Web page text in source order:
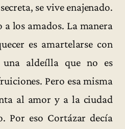
se vive enajenado.
a los amados. La manera
es amartelarse con
una aldeílla que no es
Pero esa misma
al amor y a la ciudad
Por eso Cortázar decía